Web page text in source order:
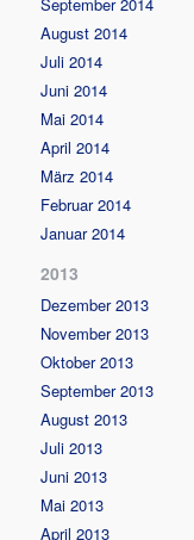
August 2014
Juli 2014
Juni 2014
Mai 2014
April 2014
März 2014
Februar 2014
Januar 2014
2013
Dezember 2013
November 2013
Oktober 2013
September 2013
August 2013
Juli 2013
Juni 2013
Mai 2013
April 2013